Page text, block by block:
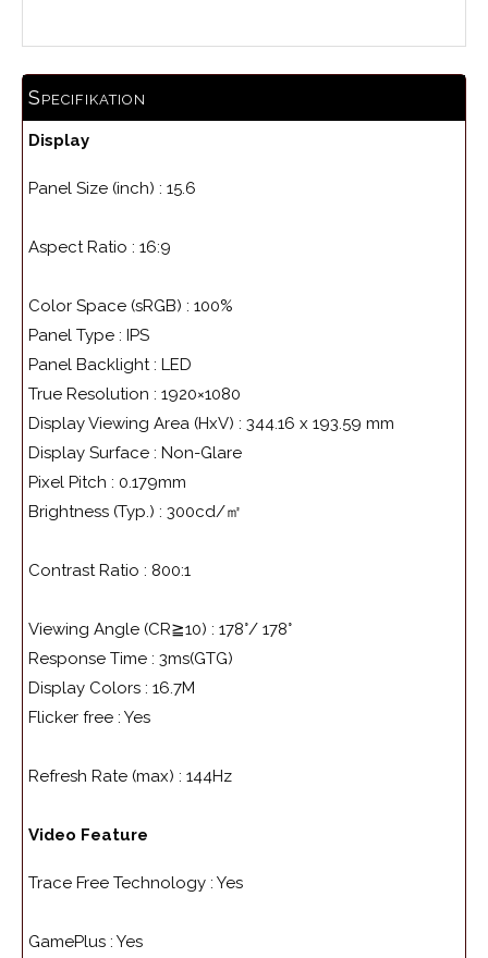
Specifikation
Display
Panel Size (inch) : 15.6
Aspect Ratio : 16:9
Color Space (sRGB) : 100%
Panel Type : IPS
Panel Backlight : LED
True Resolution : 1920×1080
Display Viewing Area (HxV) : 344.16 x 193.59 mm
Display Surface : Non-Glare
Pixel Pitch : 0.179mm
Brightness (Typ.) : 300cd/㎡
Contrast Ratio : 800:1
Viewing Angle (CR≧10) : 178°/ 178°
Response Time : 3ms(GTG)
Display Colors : 16.7M
Flicker free : Yes
Refresh Rate (max) : 144Hz
Video Feature
Trace Free Technology : Yes
GamePlus : Yes